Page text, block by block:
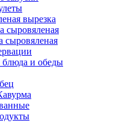
вырезка
сыровяленая
сыровяленая
блюда и обеды